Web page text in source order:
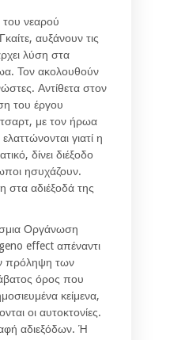
νεαρού
αυξάνουν τις
λύση στα
Τον ακολουθούν
Αντίθετα στον
του έργου
με τον ήρωα
γιατί η
δίνει διέξοδο
ησυχάζουν.
στα αδιέξοδά της
Οργάνωση
effect απέναντι
πρόληψη των
όρος που
κείμενα,
οι αυτοκτονίες.
αδιεξόδων. Ή